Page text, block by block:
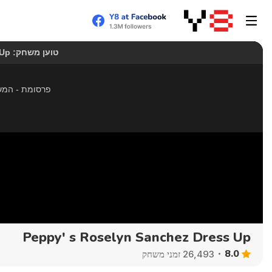
Peppy' s Roselyn Sanchez Dress Up
8.0 26,493 זמני משחק